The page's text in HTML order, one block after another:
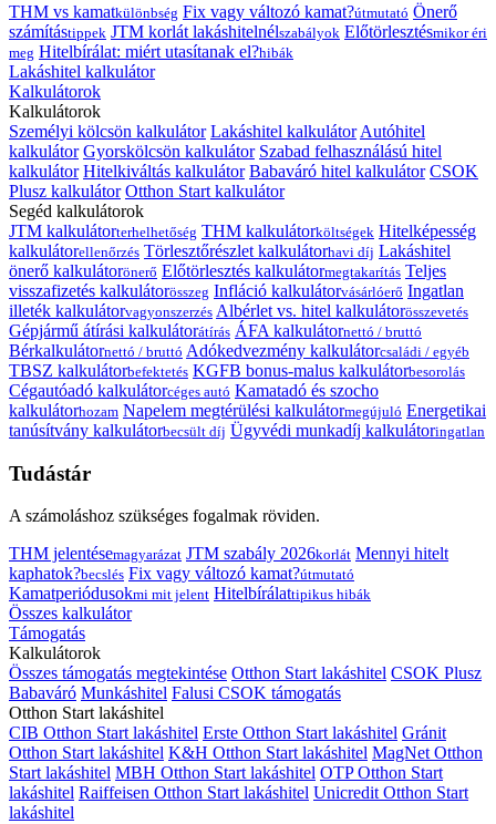
THM vs kamatkülönbség Fix vagy változó kamat?útmutató Önerő
számítástippek JTM korlát lakáshitelnélszabályok Előtörlesztésmikor éri
meg Hitelbírálat: miért utasítanak el?hibák
Lakáshitel kalkulátor
Kalkulátorok
Kalkulátorok
Személyi kölcsön kalkulátor Lakáshitel kalkulátor Autóhitel
kalkulátor Gyorskölcsön kalkulátor Szabad felhasználású hitel
kalkulátor Hitelkiváltás kalkulátor Babaváró hitel kalkulátor CSOK
Plusz kalkulátor Otthon Start kalkulátor
Segéd kalkulátorok
JTM kalkulátorterhelhetőség THM kalkulátorköltségek Hitelképesség
kalkulátorellenőrzés Törlesztőrészlet kalkulátorhavi díj Lakáshitel
önerő kalkulátorönerő Előtörlesztés kalkulátormegtakarítás Teljes
visszafizetés kalkulátorösszeg Infláció kalkulátorvásárlóerő Ingatlan
illeték kalkulátorvagyonszerzés Albérlet vs. hitel kalkulátorösszevetés
Gépjármű átírási kalkulátorátírás ÁFA kalkulátornettó / bruttó
Bérkalkulátornettó / bruttó Adókedvezmény kalkulátorcsaládi / egyéb
TBSZ kalkulátorbefektetés KGFB bonus-malus kalkulátorbesorolás
Cégautóadó kalkulátorcéges autó Kamatadó és szocho
kalkulátorhozam Napelem megtérülési kalkulátormegújuló Energetikai
tanúsítvány kalkulátorbecsült díj Ügyvédi munkadíj kalkulátoringatlan
Tudástár
A számoláshoz szükséges fogalmak röviden.
THM jelentésemagyarázat JTM szabály 2026korlát Mennyi hitelt
kaphatok?becslés Fix vagy változó kamat?útmutató
Kamatperiódusokmi mit jelent Hitelbírálattipikus hibák
Összes kalkulátor
Támogatás
Kalkulátorok
Összes támogatás megtekintése Otthon Start lakáshitel CSOK Plusz
Babaváró Munkáshitel Falusi CSOK támogatás
Otthon Start lakáshitel
CIB Otthon Start lakáshitel Erste Otthon Start lakáshitel Gránit
Otthon Start lakáshitel K&H Otthon Start lakáshitel MagNet Otthon
Start lakáshitel MBH Otthon Start lakáshitel OTP Otthon Start
lakáshitel Raiffeisen Otthon Start lakáshitel Unicredit Otthon Start
lakáshitel